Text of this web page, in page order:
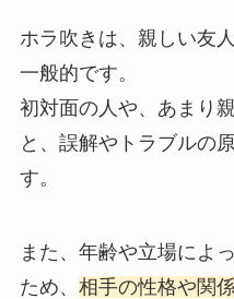
ホラ吹きは、親しい友
一般的です。
初対面の人や、あまり
と、誤解やトラブルの
す。
また、年齢や立場によ
ため、 相手の性格や関